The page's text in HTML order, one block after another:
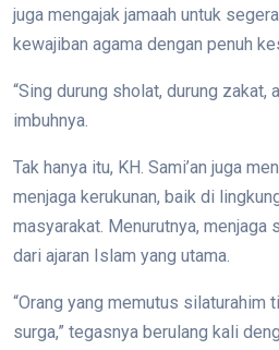
juga mengajak jamaah untuk
kewajiban agama dengan penuh
“Sing durung sholat, durung zakat,
imbuhnya.
Tak hanya itu, KH. Sami’an juga
menjaga kerukunan, baik di
masyarakat. Menurutnya, menjaga
dari ajaran Islam yang utama.
“Orang yang memutus silaturahim
surga,” tegasnya berulang kali